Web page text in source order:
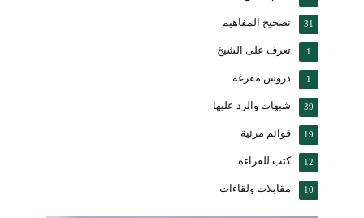
تصحيح المفاهيم 31
تعرف على الشيخ 1
دروس مفرغة 1
شبهات والرد عليها 39
قوائم مرئية 19
كتب للقراءة 12
مقابلات ولقاءات 10